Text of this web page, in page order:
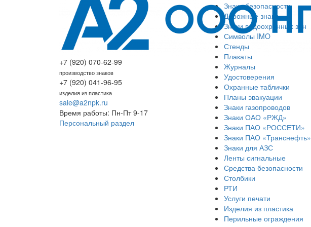
Знаки безопасности
Дорожные знаки
Знаки водоохранных зон
Символы IMO
Стенды
Плакаты
Журналы
Удостоверения
Охранные таблички
Планы эвакуации
Знаки газопроводов
Знаки ОАО «РЖД»
Знаки ПАО «РОССЕТИ»
Знаки ПАО «Транснефть»
Знаки для АЗС
Ленты сигнальные
Средства безопасности
Столбики
РТИ
Услуги печати
Изделия из пластика
Перильные ограждения
+7 (920) 070-62-99
производство знаков
+7 (920) 041-96-95
изделия из пластика
sale@a2npk.ru
Время работы: Пн-Пт 9-17
Персональный раздел